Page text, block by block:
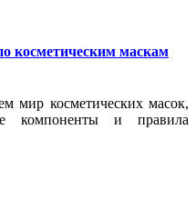
косметическим маскам
мир косметических масок,
компоненты и правила